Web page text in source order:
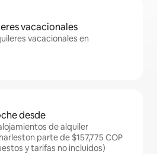
vacacionales
vacacionales en
desde
de alquiler
parte de $157,775 COP
y tarifas no incluidos)